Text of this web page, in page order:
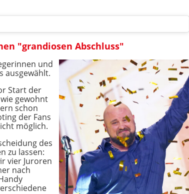
"grandiosen Abschluss"
und
ausgewählt.
Start der
gewohnt
schon
der Fans
möglich.
des
zu lassen:
vier Juroren
nach